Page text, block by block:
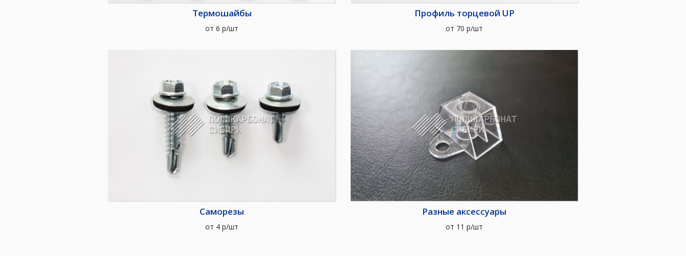
Термошайбы
от 6 р/шт
Профиль торцевой UP
от 70 р/шт
Саморезы
от 4 р/шт
Разные аксессуары
от 11 р/шт